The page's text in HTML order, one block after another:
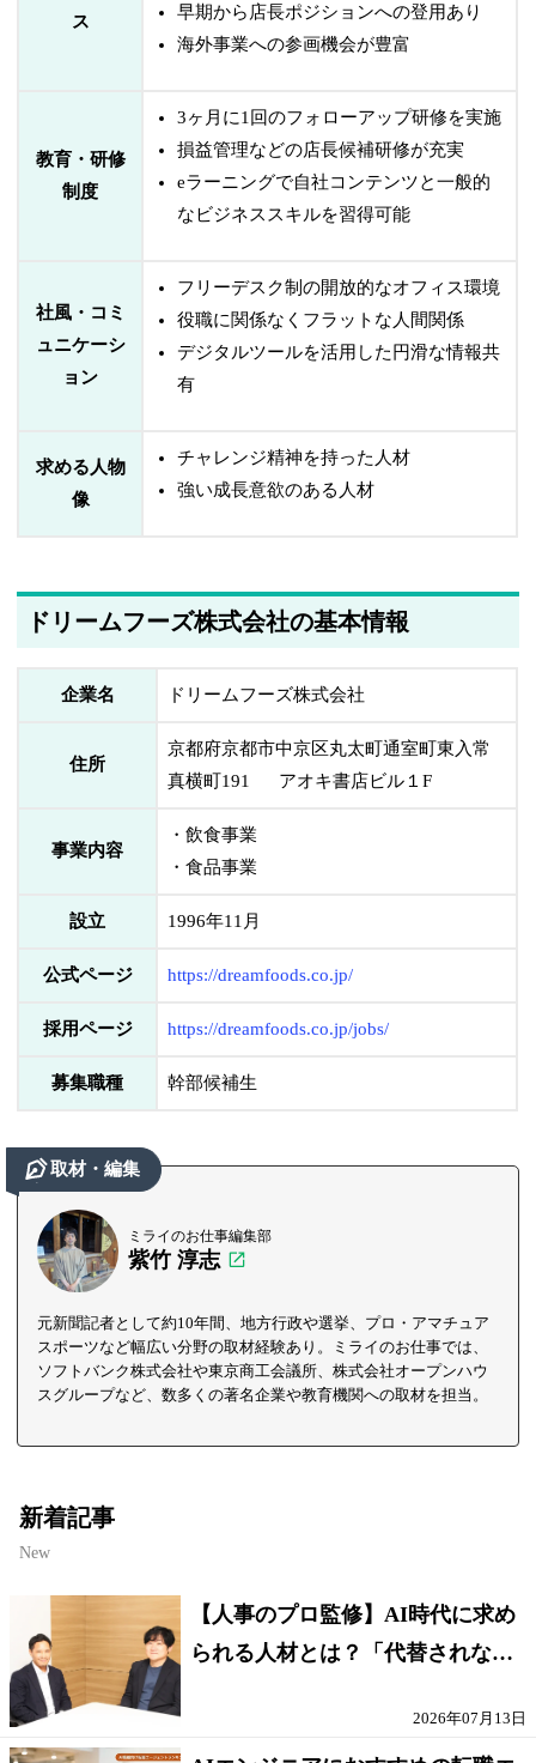
ス
早期から店長ポジションへの登用あり
海外事業への参画機会が豊富
教育・研修
制度
3ヶ月に1回のフォローアップ研修を実施
損益管理などの店長候補研修が充実
eラーニングで自社コンテンツと一般的
なビジネススキルを習得可能
社風・コミ
ュニケーシ
ョン
フリーデスク制の開放的なオフィス環境
役職に関係なくフラットな人間関係
デジタルツールを活用した円滑な情報共
有
求める人物
像
チャレンジ精神を持った人材
強い成長意欲のある人材
ドリームフーズ株式会社の基本情報
企業名 ドリームフーズ株式会社
住所
京都府京都市中京区丸太町通室町東入常
真横町191 アオキ書店ビル１F
事業内容
・飲食事業
・食品事業
設立 1996年11月
公式ページ https://dreamfoods.co.jp/
採用ページ https://dreamfoods.co.jp/jobs/
募集職種 幹部候補生
取材・編集
ミライのお仕事編集部
紫竹 淳志
元新聞記者として約10年間、地方行政や選挙、プロ・アマチュア
スポーツなど幅広い分野の取材経験あり。ミライのお仕事では、
ソフトバンク株式会社や東京商工会議所、株式会社オープンハウ
スグループなど、数多くの著名企業や教育機関への取材を担当。
新着記事
New
【人事のプロ監修】AI時代に求め
られる人材とは？「代替されない
2026年07月13日